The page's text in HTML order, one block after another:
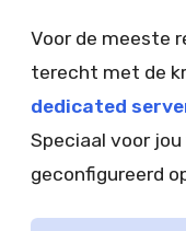
Voor de meeste
terecht met de
dedicated
Speciaal voor
geconfigureerd